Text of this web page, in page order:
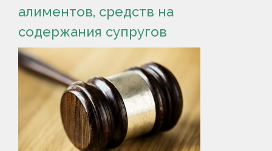
алиментов, средств на
содержания супругов